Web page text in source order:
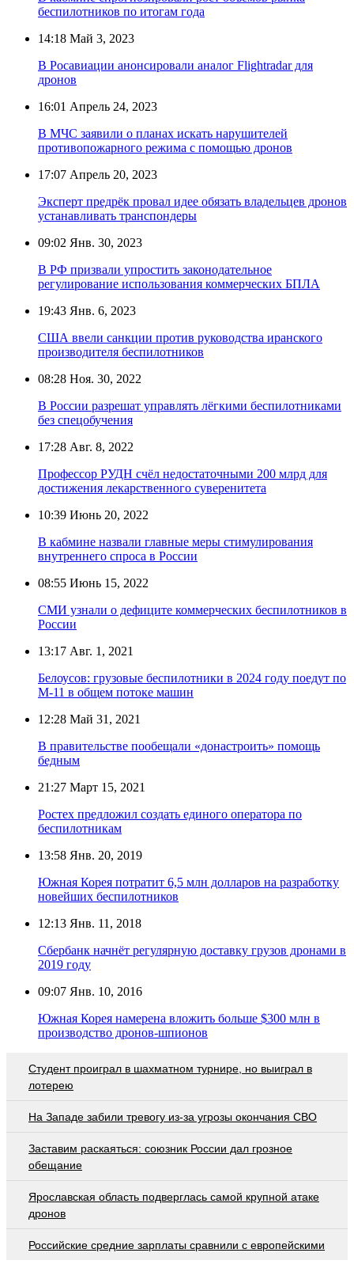
беспилотников по итогам года
14:18 Май 3, 2023
В Росавиации анонсировали аналог Flightradar для
дронов
16:01 Апрель 24, 2023
В МЧС заявили о планах искать нарушителей
противопожарного режима с помощью дронов
17:07 Апрель 20, 2023
Эксперт предрёк провал идее обязать владельцев дронов
устанавливать транспондеры
09:02 Янв. 30, 2023
В РФ призвали упростить законодательное
регулирование использования коммерческих БПЛА
19:43 Янв. 6, 2023
США ввели санкции против руководства иранского
производителя беспилотников
08:28 Ноя. 30, 2022
В России разрешат управлять лёгкими беспилотниками
без спецобучения
17:28 Авг. 8, 2022
Профессор РУДН счёл недостаточными 200 млрд для
достижения лекарственного суверенитета
10:39 Июнь 20, 2022
В кабмине назвали главные меры стимулирования
внутреннего спроса в России
08:55 Июнь 15, 2022
СМИ узнали о дефиците коммерческих беспилотников в
России
13:17 Авг. 1, 2021
Белоусов: грузовые беспилотники в 2024 году поедут по
М-11 в общем потоке машин
12:28 Май 31, 2021
В правительстве пообещали «донастроить» помощь
бедным
21:27 Март 15, 2021
Ростех предложил создать единого оператора по
беспилотникам
13:58 Янв. 20, 2019
Южная Корея потратит 6,5 млн долларов на разработку
новейших беспилотников
12:13 Янв. 11, 2018
Сбербанк начнёт регулярную доставку грузов дронами в
2019 году
09:07 Янв. 10, 2016
Южная Корея намерена вложить больше $300 млн в
производство дронов-шпионов
Студент проиграл в шахматном турнире, но выиграл в
лотерею
На Западе забили тревогу из-за угрозы окончания СВО
Заставим раскаяться: союзник России дал грозное
обещание
Ярославская область подверглась самой крупной атаке
дронов
Российские средние зарплаты сравнили с европейскими